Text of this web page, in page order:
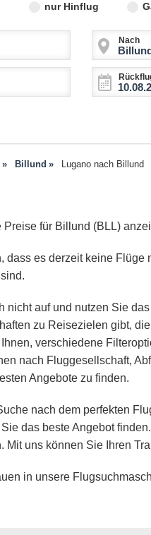
nur Hinflug
Nach
Billund Lugano nach Billund
für Billund (BLL)
dass es derzeit keine
nicht auf und nutzen Sie
zu Reisezielen gibt,
verschiedene
nach Fluggesellschaft,
Angebote zu finden.
nach dem perfekten
das beste Angebot
Mit uns können Sie Ihren
in unsere